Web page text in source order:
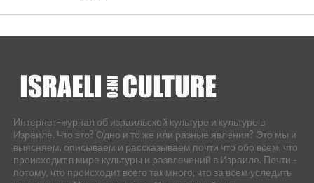
Интернет-журнал об израильской культуре и культуре в
Израиле. Что это? Одно и то же или разные явления? Это мы и
выясняем, описываем и рассказываем почти что обо всем, что
происходит в мире культуры и развлечений в Израиле. Почти -
потому, что происходит всего так много, что за всем уследить